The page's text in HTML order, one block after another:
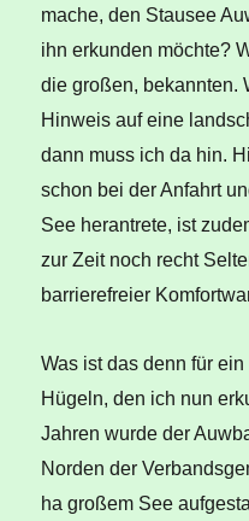
mache, den Stausee
ihn erkunden möchte?
die großen, bekannten.
Hinweis auf eine
dann muss ich da hin.
schon bei der Anfahrt
See herantrete, ist
zur Zeit noch recht
barrierefreier
Was ist das denn für
Hügeln, den ich nun
Jahren wurde der
Norden der
ha großem See